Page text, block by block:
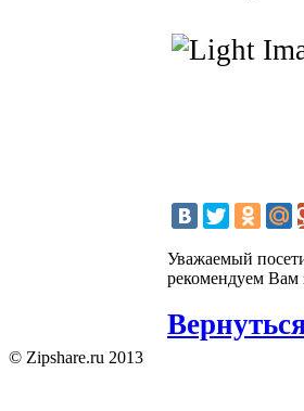
Уважаемый
рекомендуем Вам
© Zipshare.ru 2013